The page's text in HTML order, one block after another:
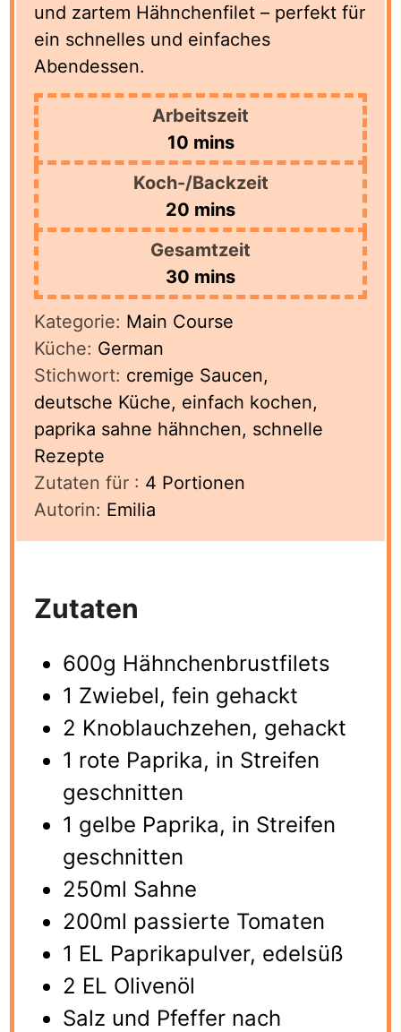
und zartem Hähnchenfilet – perfekt für
ein schnelles und einfaches
Abendessen.
Arbeitszeit
10minutes
mins
Koch-/Backzeit
20 minutes
mins
Gesamtzeit
30 minutes
mins
Kategorie: Main Course
Küche: German
Stichwort: cremige Saucen,
deutsche Küche, einfach kochen,
paprika sahne hähnchen, schnelle
Rezepte
Zutaten für : 4 Portionen
Autorin: Emilia
Zutaten
600g Hähnchenbrustfilets
1 Zwiebel, fein gehackt
2 Knoblauchzehen, gehackt
1 rote Paprika, in Streifen
geschnitten
1 gelbe Paprika, in Streifen
geschnitten
250ml Sahne
200ml passierte Tomaten
1 EL Paprikapulver, edelsüß
2 EL Olivenöl
Salz und Pfeffer nach